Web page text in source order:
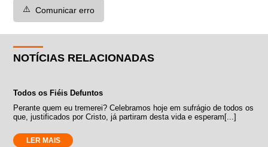
⚠️ Comunicar erro
NOTÍCIAS RELACIONADAS
Todos os Fiéis Defuntos
Perante quem eu tremerei? Celebramos hoje em sufrágio de todos os
que, justificados por Cristo, já partiram desta vida e esperam[...]
LER MAIS